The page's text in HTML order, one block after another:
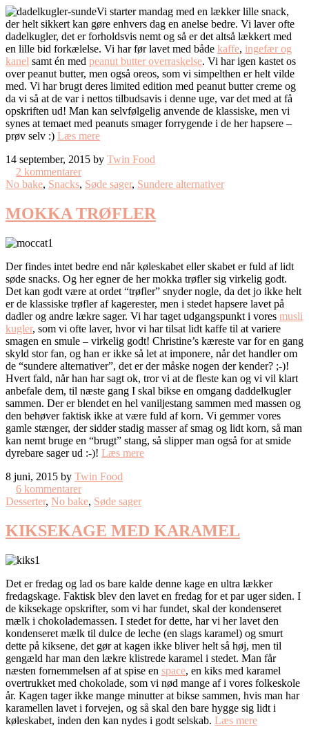
Vi starter mandag med en lækker lille snack,
der helt sikkert kan gøre enhvers dag en anelse bedre. Vi laver ofte
dadelkugler, det er forholdsvis nemt og så er det altså lækkert med
en lille bid forkælelse. Vi har før lavet med både kaffe, ingefær og
kanel samt én med peanut butter overraskelse. Vi har igen kastet os
over peanut butter, men også oreos, som vi simpelthen er helt vilde
med. Vi har brugt deres limited edition med peanut butter creme og
da vi så at de var i nettos tilbudsavis i denne uge, var det med at få
opskriften ud! Man kan selvfølgelig anvende de klassiske, men vi
synes at temaet med peanuts smager forrygende i de her hapsere –
prøv selv :) Læs mere
14 september, 2015 by Twin Food
2 kommentarer
No bake, Snacks, Søde sager, Sundere alternativer
MOKKA TRØFLER
Der findes intet bedre end når køleskabet eller skabet er fuld af lidt
søde snacks. Og her egner de her mokka trøfler sig virkelig godt.
Det kan godt være at ordet “trøfler” snyder nogle, da det jo ikke helt
er de klassiske trøfler af kagerester, men i stedet hapsere lavet på
dadler og andre lækre sager. Vi har taget udgangspunkt i vores musli
kugler, som vi ofte laver, hvor vi har tilsat lidt kaffe til at variere
smagen en smule – virkelig godt! Christine’s kæreste var for en gang
skyld stor fan, og han er ikke så let at imponere, når det handler om
de “sundere alternativer”, det er der måske nogen der kender? ;-)!
Hvert fald, når han har sagt ok, tror vi at de fleste kan og vi vil klart
anbefale dem, til næste gang I skal bikse en omgang daddelkugler
sammen. Der er blendet en hel vaniljestang sammen med massen og
den behøver faktisk ikke at være fuld af korn. Vi gemmer vores
gamle stænger, der sidder stadig masser af smag og lidt korn, så man
kan nemt bruge en “brugt” stang, så slipper man også for at smide
dyrebare sager ud :-)! Læs mere
8 juni, 2015 by Twin Food
6 kommentarer
Desserter, No bake, Søde sager
KIKSEKAGE MED KARAMEL
Det er fredag og lad os bare kalde denne kage en ultra lækker
fredagskage. Faktisk blev den lavet en fredag for et par uger siden. I
de kiksekage opskrifter, som vi har fundet, skal der kondenseret
mælk i chokolademassen. I stedet for dette, har vi her lavet den
kondenseret mælk til dulce de leche (en slags karamel) og smurt
dette på kiksene, det gør at kagen ikke bliver helt så høj, men til
gengæld har man den lækre klistrede karamel i stedet. Man får
næsten fornemmelsen af at spise en space, en kiks med karamel
overtrukket med chokolade, som vi nød mange af i vores folkeskole
år. Kagen tager ikke mange minutter at bikse sammen, hvis man har
karamellen lavet i forvejen, og så skal den bare hygge sig lidt i
køleskabet, inden den kan nydes i godt selskab. Læs mere